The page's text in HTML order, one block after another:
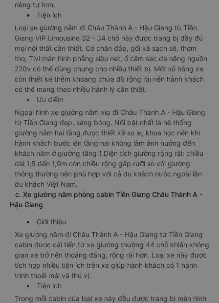
riêng tư hơn.
Tiện ích
Loại xe giường nằm đi Châu Thành A - Hậu Giang từ Tiền
Giang VIP Limousine 32 - 34 chỗ này được trang bị đầy đủ
mọi nội thất cần thiết. Có chăn đắp, gối kê sạch sẽ, thơm
tho, Tivi màn hình phẳng siêu nét, ổ cắm sạc đa năng nguồn
220v có thể dùng chung cho nhiều thiết bị. Một số hãng xe
còn thiết kế thêm khoang chứa đồ rộng rãi nên hành khách
có thể mang theo nhiều hành lý cần thiết.
Ưu điểm
Ngoại hình xe giường nằm vip đi Châu Thành A - Hậu Giang
từ Tiền Giang đẹp, sáng bóng. Nổi bật nhất là hệ thống
giường nằm hai tầng được thiết kế so le, khoa học nên khi
hành khách bước lên tầng hai không làm ảnh hưởng đến
khách nằm ở giường tầng 1.Diện tích giường rộng rãi: chiều
dài 1,8 đến 1,9m còn chiều rộng gấp rưỡi so với giường
thông thường nên phù hợp với cả du khách nước ngoài lẫn
du khách Việt Nam.
c. Xe giường nằm phòng cabin Tiền Giang Châu Thành A -
Hậu Giang
Giới thiệu
Xe giường nằm đi Châu Thành A - Hậu Giang từ Tiền Giang
cabin được cải tiến từ xe giường thường 44 chỗ khiến không
gian xe trở nên thoáng đãng, rộng rãi hơn. Loại xe này được
tích hợp nhiều tiện ích trên xe giúp hành khách có 1 hành
trình thoải mái và thú vị.
Tiện ích
Trong mỗi cabin của loại xe này đều được trang bị màn hình